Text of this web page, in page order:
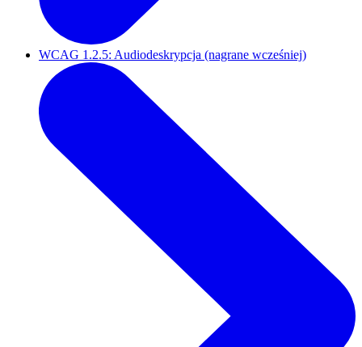
WCAG 1.2.5: Audiodeskrypcja (nagrane wcześniej)